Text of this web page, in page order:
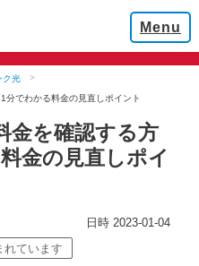
ク光
分でわかる料金の見直しポイント
金を確認する方
金の見直しポイ
2023-01-04
れています
Menu